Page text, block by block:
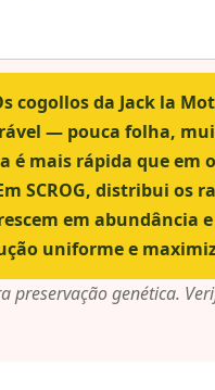
cogollos da Jack la
— pouca folha,
é mais rápida que em
SCROG, distribui os
em abundância
uniforme e
preservação genética.